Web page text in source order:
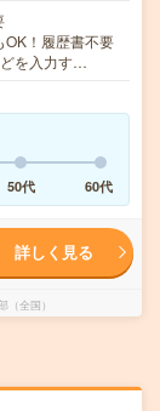
！履歴書不要
を入力す…
50代 60代
詳しく見る
全国）